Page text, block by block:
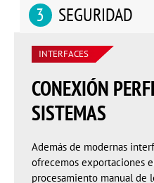
SEGURIDAD
INTERFACES
CONEXIÓN
SISTEMAS
Además de modernas
ofrecemos exportaciones
procesamiento manual de